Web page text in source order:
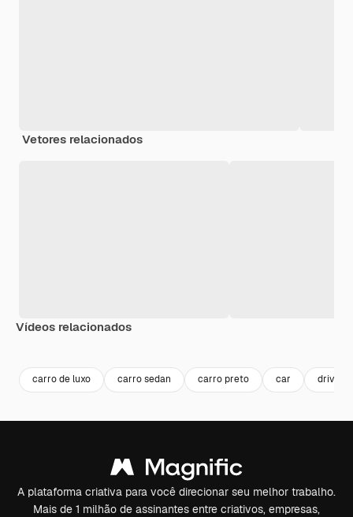
Vetores relacionados
Vídeos relacionados
carro de luxo carro sedan carro preto car drive
A plataforma criativa para você direcionar seu melhor trabalho.
Mais de 1 milhão de assinantes entre criativos, empresas,